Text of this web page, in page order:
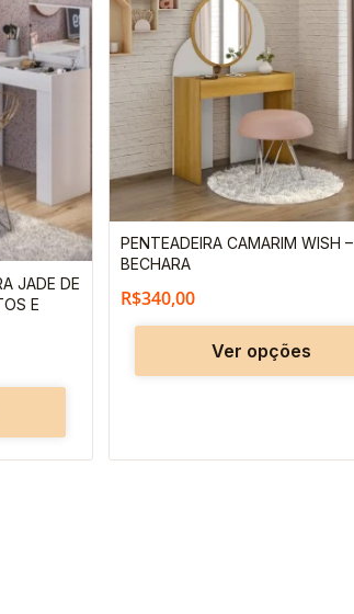
JADE DE
E
tem
várias
variantes.
opções
podem
ser
escolhidas
na
produto
PENTEADEIRA CAMARIM WISH –
BECHARA
R$340,00
Ver opções